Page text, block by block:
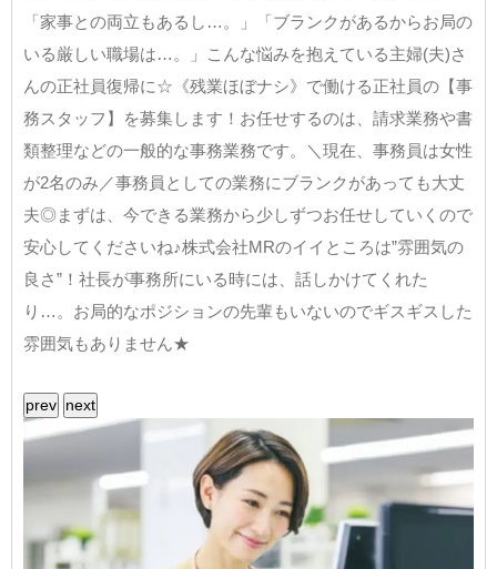
「家事との両立もあるし…。」「ブランクがあるからお局の
いる厳しい職場は…。」こんな悩みを抱えている主婦(夫)さ
んの正社員復帰に☆《残業ほぼナシ》で働ける正社員の【事
務スタッフ】を募集します！お任せするのは、請求業務や書
類整理などの一般的な事務業務です。＼現在、事務員は女性
が2名のみ／事務員としての業務にブランクがあっても大丈
夫◎まずは、今できる業務から少しずつお任せしていくので
安心してくださいね♪株式会社MRのイイところは”雰囲気の
良さ”！社長が事務所にいる時には、話しかけてくれた
り…。お局的なポジションの先輩もいないのでギスギスした
雰囲気もありません★
prev next